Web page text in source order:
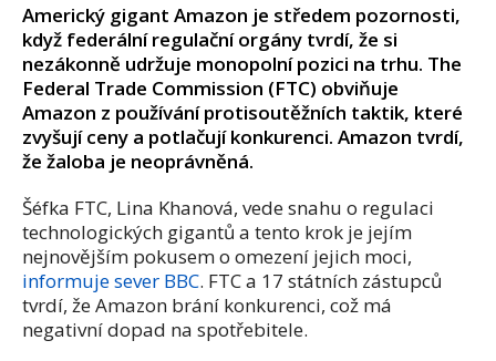
Americký gigant Amazon je středem pozornosti,
když federální regulační orgány tvrdí, že si
nezákonně udržuje monopolní pozici na trhu. The
Federal Trade Commission (FTC) obviňuje
Amazon z používání protisoutěžních taktik, které
zvyšují ceny a potlačují konkurenci. Amazon tvrdí,
že žaloba je neoprávněná.
Šéfka FTC, Lina Khanová, vede snahu o regulaci
technologických gigantů a tento krok je jejím
nejnovějším pokusem o omezení jejich moci,
informuje sever BBC. FTC a 17 státních zástupců
tvrdí, že Amazon brání konkurenci, což má
negativní dopad na spotřebitele.